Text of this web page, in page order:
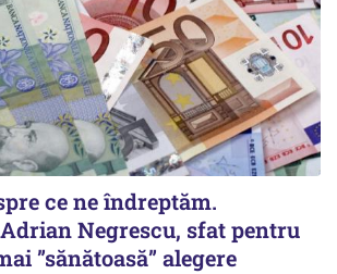
ce ne îndreptăm.
Negrescu, sfat pentru
”sănătoasă” alegere